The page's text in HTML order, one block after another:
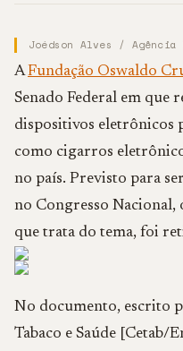
Joédson Alves /
AFundação Oswaldo
Senado Federal em que
dispositivos eletrônicos
como cigarros
no país. Previsto para
no Congresso Nacional,
que trata do tema, foi
No documento, escrito
Tabaco e Saúde